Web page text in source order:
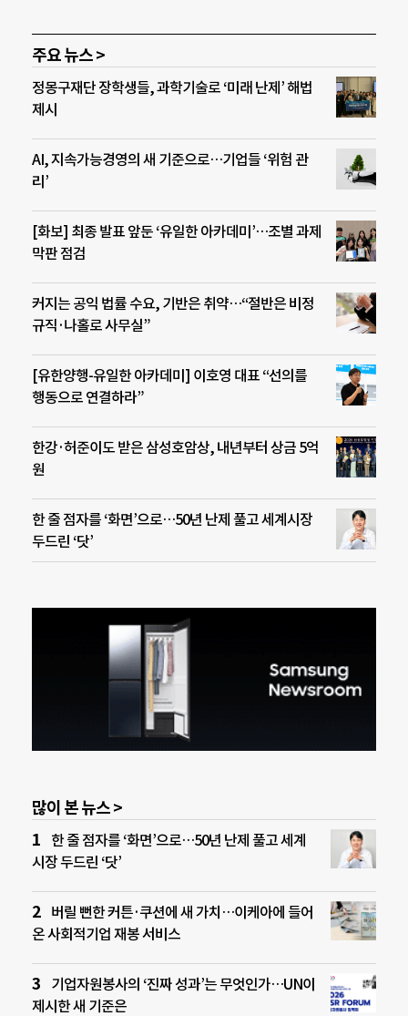
주요 뉴스 >
정몽구재단 장학생들, 과학기술로 ‘미래 난제’ 해법
제시
AI, 지속가능경영의 새 기준으로…기업들 ‘위험 관
리’
[화보] 최종 발표 앞둔 ‘유일한 아카데미’…조별 과제
막판 점검
커지는 공익 법률 수요, 기반은 취약…“절반은 비정
규직·나홀로 사무실”
[유한양행-유일한 아카데미] 이호영 대표 “선의를
행동으로 연결하라”
한강·허준이도 받은 삼성호암상, 내년부터 상금 5억
원
한 줄 점자를 ‘화면’으로…50년 난제 풀고 세계시장
두드린 ‘닷’
많이 본 뉴스 >
한 줄 점자를 ‘화면’으로…50년 난제 풀고 세계
시장 두드린 ‘닷’
버릴 뻔한 커튼·쿠션에 새 가치…이케아에 들어
온 사회적기업 재봉 서비스
기업자원봉사의 ‘진짜 성과’는 무엇인가…UN이
제시한 새 기준은